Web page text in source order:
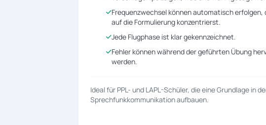
Frequenzwechsel können automatisch erfolgen,
auf die Formulierung konzentrierst.
Jede Flugphase ist klar gekennzeichnet.
Fehler können während der geführten Übung
werden.
Ideal für PPL- und LAPL-Schüler, die eine Grundlage in
Sprechfunkkommunikation aufbauen.